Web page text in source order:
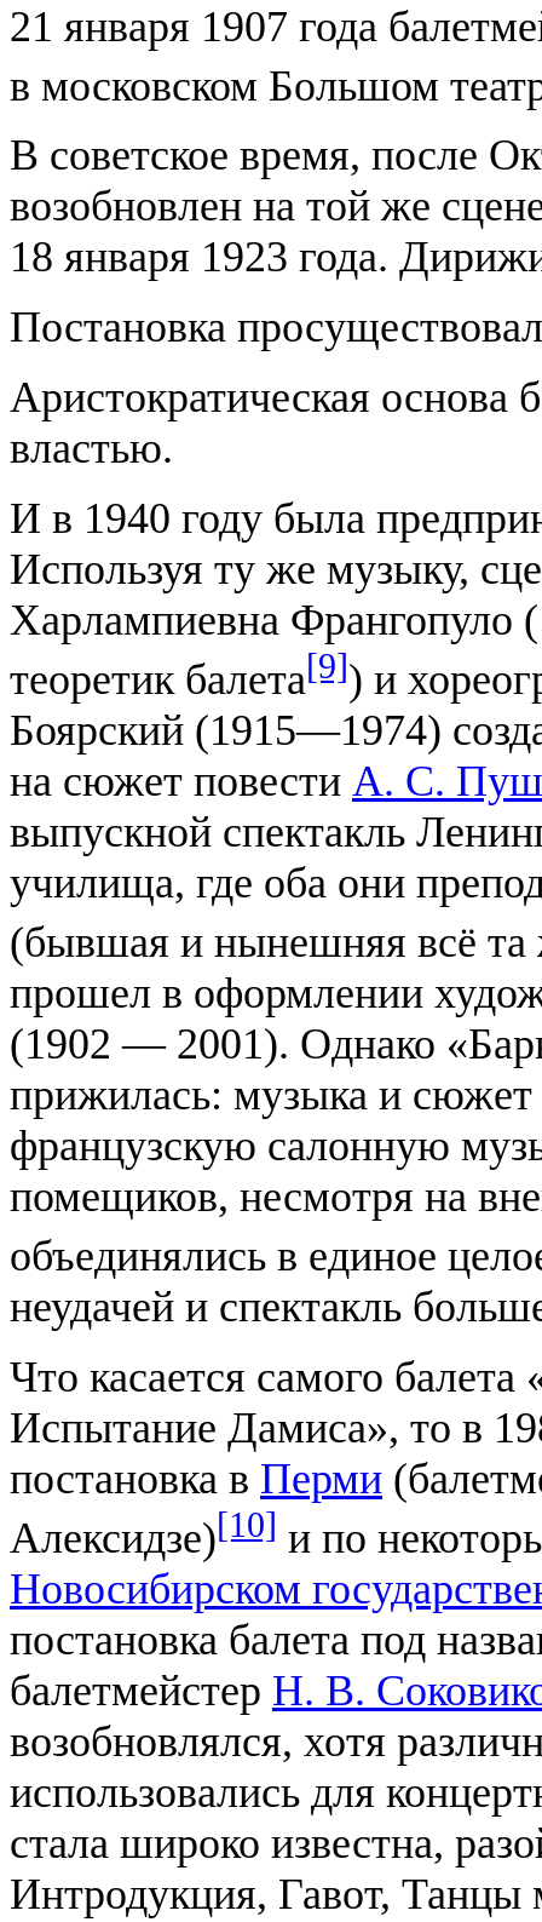
21 января 1907 года
в московском Большом
В советское время, после
возобновлен на той же
18 января 1923 года.
Постановка
Аристократическая основа
властью.
И в 1940 году была
Используя ту же музыку,
Харлампиевна Франгопуло
теоретик балета[9]) и
Боярский (1915—1974)
на сюжет повести А. С.
выпускной спектакль
училища, где оба они
(бывшая и нынешняя всё
прошел в оформлении
(1902 — 2001). Однако
прижилась: музыка и сюжет
французскую салонную
помещиков, несмотря на
объединялись в единое
неудачей и спектакль
Что касается самого
Испытание Дамиса», то в
постановка в Перми
Алексидзе)[10] и по
Новосибирском
постановка балета под
балетмейстер Н. В.
возобновлялся, хотя
использовались для
стала широко известна,
Интродукция, Гавот, Танцы